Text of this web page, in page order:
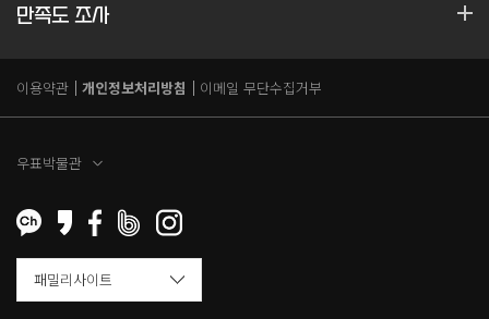
만족도 조사
이용약관 개인정보처리방침 이메일 무단수집거부
우표박물관